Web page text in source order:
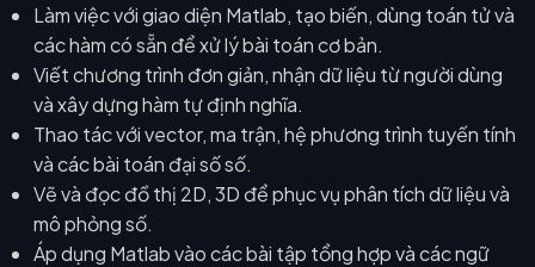
Làm việc với giao diện Matlab, tạo biến, dùng toán tử và
các hàm có sẵn để xử lý bài toán cơ bản.
Viết chương trình đơn giản, nhận dữ liệu từ người dùng
và xây dựng hàm tự định nghĩa.
Thao tác với vector, ma trận, hệ phương trình tuyến tính
và các bài toán đại số số.
Vẽ và đọc đồ thị 2D, 3D để phục vụ phân tích dữ liệu và
mô phỏng số.
Áp dụng Matlab vào các bài tập tổng hợp và các ngữ